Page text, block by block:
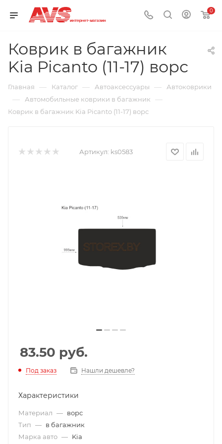
0
Коврик в багажник
Kia Picanto (11-17) ворс
Главная — Каталог — Автоаксессуары — Автоковрики
— Автомобильные коврики в багажник —
Коврик в багажник Kia Picanto (11-17) ворс
Артикул: ks0583
83.50 руб.
Под заказ Нашли дешевле?
Характеристики
Материал — ворс
Тип — в багажник
Марка авто — Kia